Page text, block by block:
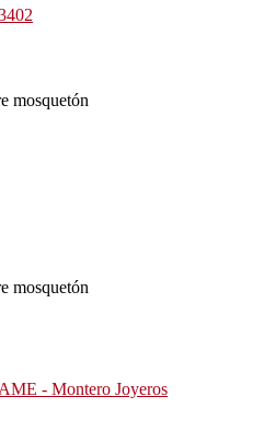
mosquetón
mosquetón